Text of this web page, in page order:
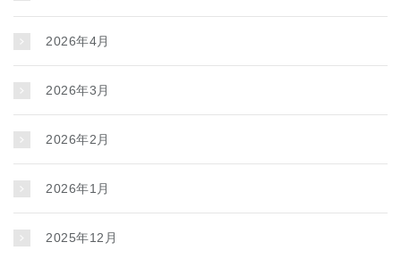
2026年4月
2026年3月
2026年2月
2026年1月
2025年12月